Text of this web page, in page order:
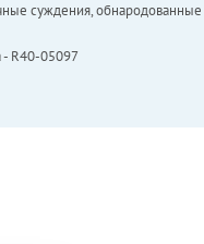
суждения,
- R40-05097